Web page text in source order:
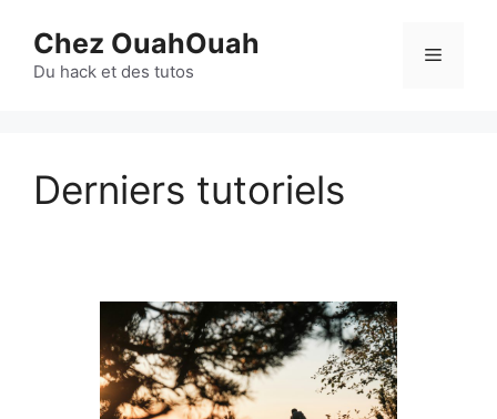
contenu
Chez OuahOuah
Du hack et des tutos
Menu
Derniers tutoriels